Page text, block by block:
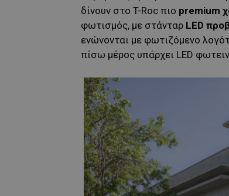
δίνουν στο T-Roc πιο premium
φωτισμός, με στάνταρ LED
ενώνονται με φωτιζόμενο
πίσω μέρος υπάρχει LED